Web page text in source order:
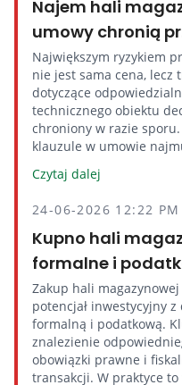
Najem hali
umowy chronią
Największym ryzykiem
nie jest sama cena, lecz
dotyczące
technicznego obiektu
chroniony w razie
klauzule w umowie
Czytaj dalej
24-06-2026 12:22 PM
Kupno hali
formalne i
Zakup hali
potencjał inwestycyjny
formalną i podatkową.
znalezienie
obowiązki prawne i
transakcji. W praktyce to